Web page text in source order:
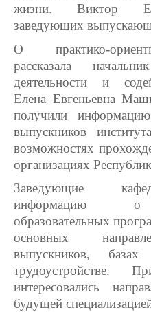
жизни. Виктор
заведующих
О практико-
рассказала
деятельности и
Елена Евгеньевна
получили информацию
выпускников
возможностях
организациях
Заведующие
информацию о
образовательных
основных
выпускников,
трудоустройстве.
интересовались
будущей